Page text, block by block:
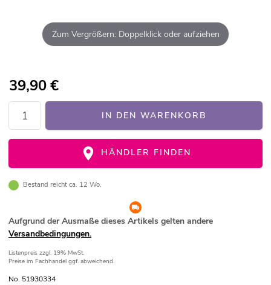
Zum Vergrößern: Doppelklick oder aufziehen
39,90€
IN DEN WARENKORB
HÄNDLER FINDEN
Bestand reicht ca. 12 Wo.
Aufgrund der Ausmaße dieses Artikels gelten andere
Versandbedingungen.
Listenpreis zzgl. 19% MwSt.
Preise im Fachhandel ggf. abweichend.
No. 51930334